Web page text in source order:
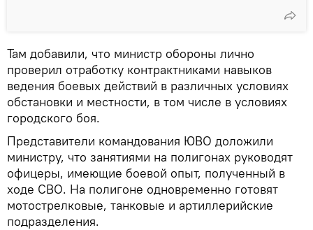
Там добавили, что министр обороны лично
проверил отработку контрактниками навыков
ведения боевых действий в различных условиях
обстановки и местности, в том числе в условиях
городского боя.
Представители командования ЮВО доложили
министру, что занятиями на полигонах руководят
офицеры, имеющие боевой опыт, полученный в
ходе СВО. На полигоне одновременно готовят
мотострелковые, танковые и артиллерийские
подразделения.